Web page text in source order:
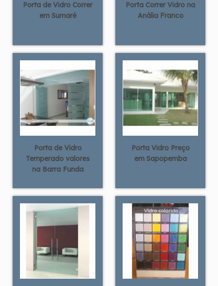
Porta de Vidro Correr
em Sumaré
Porta Correr Vidro na
Anália Franco
Porta de Vidro
Temperado valores
na Barra Funda
Porta Vidro Preço
em Sapopemba